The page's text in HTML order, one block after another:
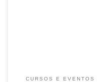
CURSOS E EVENTOS